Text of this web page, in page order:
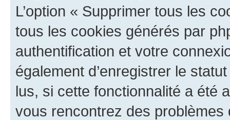
L’option « Supprimer tous les
tous les cookies générés par
authentification et votre
également d’enregistrer le
lus, si cette fonctionnalité a été
vous rencontrez des